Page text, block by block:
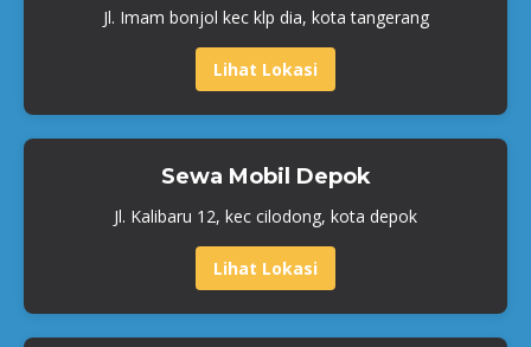
Jl. Imam bonjol kec klp dia, kota tangerang
Lihat Lokasi
Sewa Mobil Depok
Jl. Kalibaru 12, kec cilodong, kota depok
Lihat Lokasi